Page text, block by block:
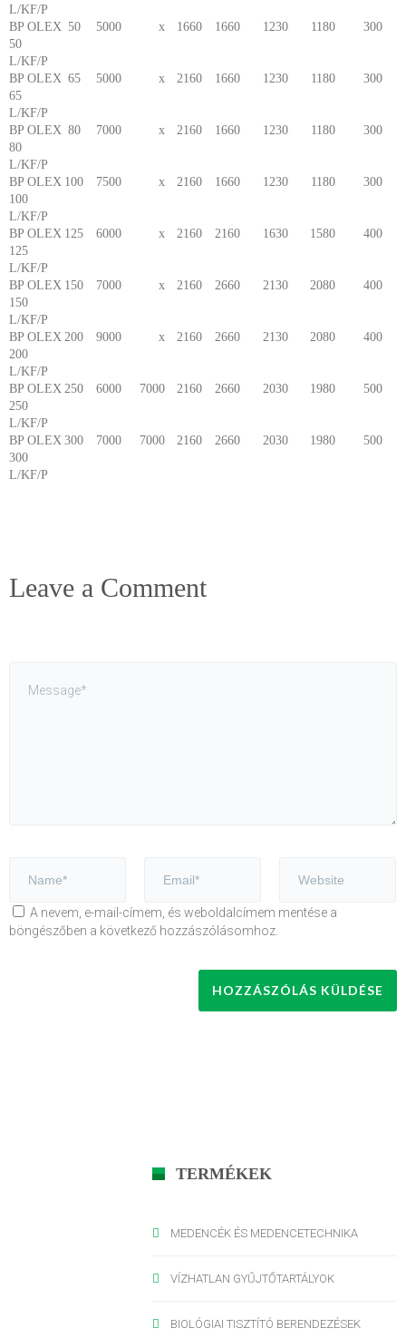
L/KF/P
BP OLEX
50
L/KF/P
50 5000 x 1660 1660 1230 1180 300
BP OLEX
65
L/KF/P
65 5000 x 2160 1660 1230 1180 300
BP OLEX
80
L/KF/P
80 7000 x 2160 1660 1230 1180 300
BP OLEX
100
L/KF/P
100 7500 x 2160 1660 1230 1180 300
BP OLEX
125
L/KF/P
125 6000 x 2160 2160 1630 1580 400
BP OLEX
150
L/KF/P
150 7000 x 2160 2660 2130 2080 400
BP OLEX
200
L/KF/P
200 9000 x 2160 2660 2130 2080 400
BP OLEX
250
L/KF/P
250 6000 7000 2160 2660 2030 1980 500
BP OLEX
300
L/KF/P
300 7000 7000 2160 2660 2030 1980 500
Leave a Comment
A nevem, e-mail-címem, és weboldalcímem mentése a
böngészőben a következő hozzászólásomhoz.
TERMÉKEK
MEDENCÉK ÉS MEDENCETECHNIKA
VÍZHATLAN GYŰJTŐTARTÁLYOK
BIOLÓGIAI TISZTÍTÓ BERENDEZÉSEK